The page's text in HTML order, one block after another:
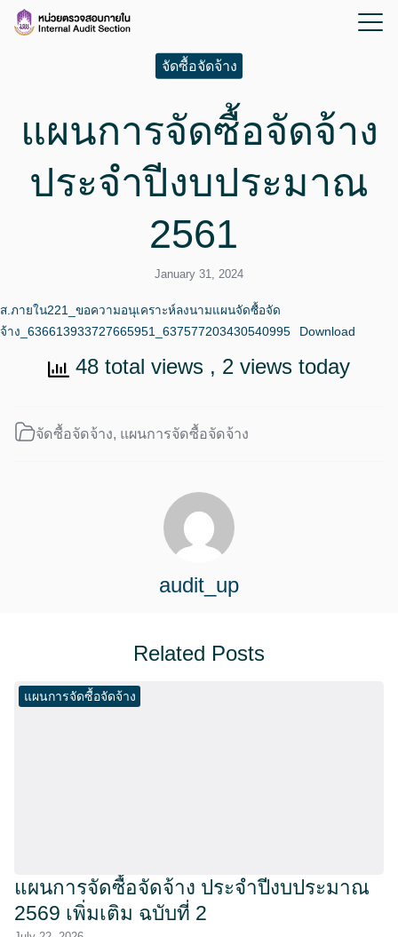
จัดซื้อจัดจ้าง
แผนการจัดซื้อจัดจ้าง
ประจำปีงบประมาณ
2561
January 31, 2024
ส.ภายใน221_ขอความอนุเคราะห์ลงนามแผนจัดซื้อจัด
จ้าง_636613933727665951_637577203430540995
Download
48 total views , 2 views today
จัดซื้อจัดจ้าง, แผนการจัดซื้อจัดจ้าง
audit_up
Related Posts
แผนการจัดซื้อจัดจ้าง
แผนการจัดซื้อจัดจ้าง ประจำปีงบประมาณ
2569 เพิ่มเติม ฉบับที่ 2